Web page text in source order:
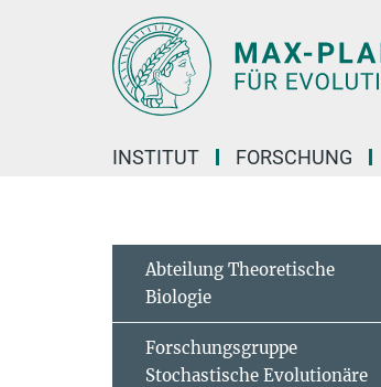
INSTITUT FORSCHUNG
Abteilung Theoretische
Biologie
Forschungsgruppe
Stochastische Evolutionäre